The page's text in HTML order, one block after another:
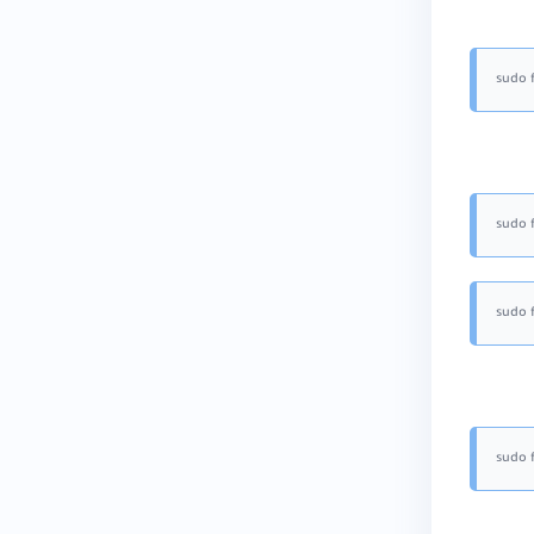
sudo
sudo
sudo
sudo